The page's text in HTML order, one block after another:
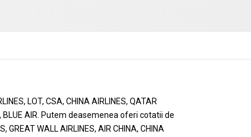
LOT, CSA, CHINA AIRLINES, QATAR
BLUE AIR. Putem deasemenea oferi cotatii de
WALL AIRLINES, AIR CHINA, CHINA